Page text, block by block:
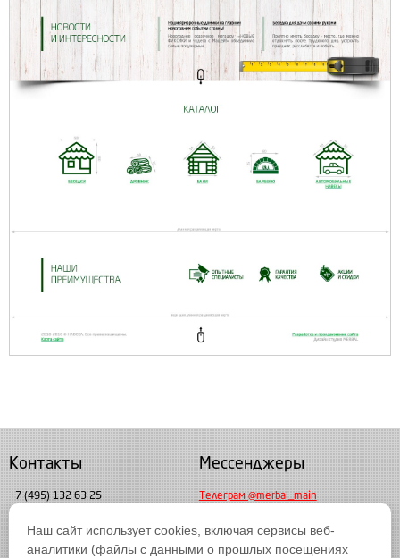
Контакты
+7 (495) 132 63 25
Мессенджеры
Телеграм @merbal_main
Мессендждер MAX
Наш сайт использует cookies, включая сервисы веб-
аналитики (файлы с данными о прошлых посещениях